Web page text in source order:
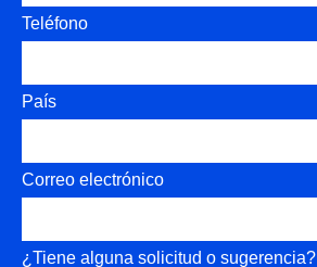
Teléfono
País
Correo electrónico
¿Tiene alguna solicitud o sugerencia?